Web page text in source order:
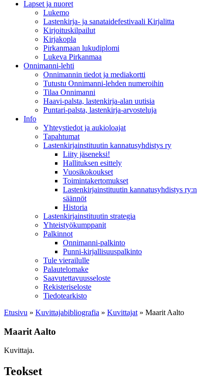
Lapset ja nuoret
Lukemo
Lastenkirja- ja sanataidefestivaali Kirjalitta
Kirjoituskilpailut
Kirjakopla
Pirkanmaan lukudiplomi
Lukeva Pirkanmaa
Onnimanni-lehti
Onnimannin tiedot ja mediakortti
Tutustu Onnimanni-lehden numeroihin
Tilaa Onnimanni
Haavi-palsta, lastenkirja-alan uutisia
Puntari-palsta, lastenkirja-arvosteluja
Info
Yhteystiedot ja aukioloajat
Tapahtumat
Lastenkirjainstituutin kannatusyhdistys ry
Liity jäseneksi!
Hallituksen esittely
Vuosikokoukset
Toimintakertomukset
Lastenkirjainstituutin kannatusyhdistys ry:n
säännöt
Historia
Lastenkirjainstituutin strategia
Yhteistyökumppanit
Palkinnot
Onnimanni-palkinto
Punni-kirjallisuuspalkinto
Tule vierailulle
Palautelomake
Saavutettavuusseloste
Rekisteriseloste
Tiedotearkisto
Etusivu » Kuvittaja­bibliografia » Kuvittajat » Maarit Aalto
Maarit Aalto
Kuvittaja.
Teokset